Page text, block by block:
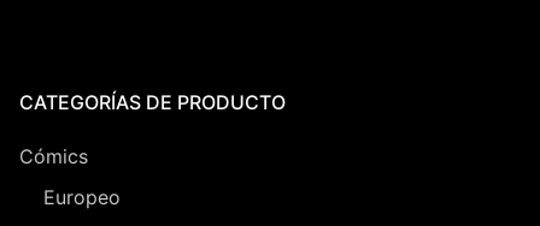
CATEGORÍAS DE PRODUCTO
Cómics
Europeo